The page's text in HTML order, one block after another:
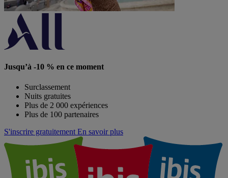
Jusqu’à -10 % en ce moment
Surclassement
Nuits gratuites
Plus de 2 000 expériences
Plus de 100 partenaires
S'inscrire gratuitement En savoir plus